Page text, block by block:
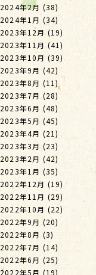
2024年2月 (38)
2024年1月 (34)
2023年12月 (19)
2023年11月 (41)
2023年10月 (39)
2023年9月 (42)
2023年8月 (11)
2023年7月 (28)
2023年6月 (48)
2023年5月 (45)
2023年4月 (21)
2023年3月 (23)
2023年2月 (42)
2023年1月 (35)
2022年12月 (19)
2022年11月 (29)
2022年10月 (22)
2022年9月 (20)
2022年8月 (3)
2022年7月 (14)
2022年6月 (25)
2022年5月 (19)